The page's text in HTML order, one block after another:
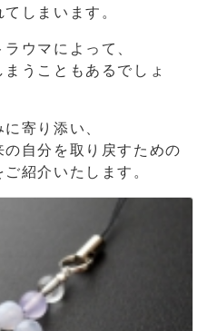
しまいます。
ウマによって、
うこともあるでしょ
寄り添い、
自分を取り戻すための
紹介いたします。